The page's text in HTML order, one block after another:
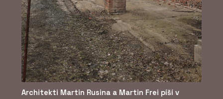
Architekti Martin Rusina a Martin Frei píší v